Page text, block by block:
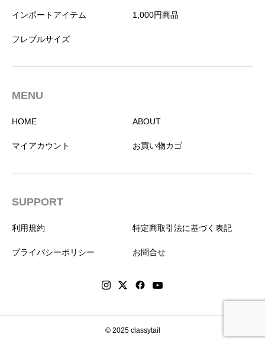
インポートアイテム 1,000円商品
フレブルサイズ
MENU
HOME ABOUT
マイアカウント お買い物カゴ
SUPPORT
利用規約 特定商取引法に基づく表記
プライバシーポリシー お問合せ
© 2025 classytail